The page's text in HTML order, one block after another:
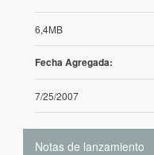
6,4MB
Fecha Agregada:
7/25/2007
Notas de lanzamiento